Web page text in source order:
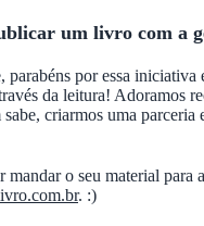
um livro com a
parabéns por essa iniciativa
da leitura! Adoramos
criarmos uma parceria
mandar o seu material para
. :)